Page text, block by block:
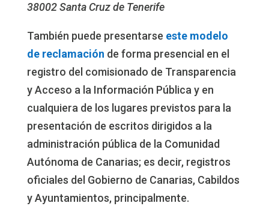
38002 Santa Cruz de Tenerife
También puede presentarse este modelo
de reclamación de forma presencial en el
registro del comisionado de Transparencia
y Acceso a la Información Pública y en
cualquiera de los lugares previstos para la
presentación de escritos dirigidos a la
administración pública de la Comunidad
Autónoma de Canarias; es decir, registros
oficiales del Gobierno de Canarias, Cabildos
y Ayuntamientos, principalmente.